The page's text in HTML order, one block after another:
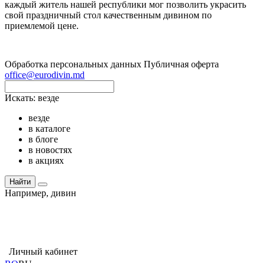
каждый житель нашей республики мог позволить украсить
свой праздничный стол качественным дивином по
приемлемой цене.
Обработка персональных данных Публичная оферта
office@eurodivin.md
Искать: везде
везде
в каталоге
в блоге
в новостях
в акциях
Найти
Например, дивин
Личный кабинет